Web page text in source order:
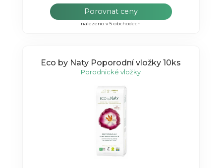
Porovnat ceny
nalezeno v 5 obchodech
Eco by Naty Poporodní vložky 10ks
Porodnické vložky